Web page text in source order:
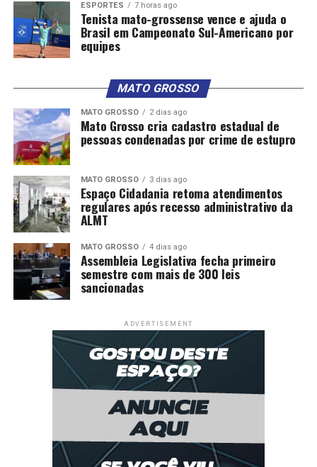
ESPORTES 7 horas ago
Tenista mato-grossense vence e ajuda o
Brasil em Campeonato Sul-Americano por
equipes
MATO GROSSO
MATO GROSSO 2 dias ago
Mato Grosso cria cadastro estadual de
pessoas condenadas por crime de estupro
MATO GROSSO 3 dias ago
Espaço Cidadania retoma atendimentos
regulares após recesso administrativo da
ALMT
MATO GROSSO 4 dias ago
Assembleia Legislativa fecha primeiro
semestre com mais de 300 leis
sancionadas
ADVERTISEMENT